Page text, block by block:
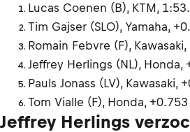
Lucas Coenen (B), KTM,
Tim Gajser (SLO), Yamaha,
Romain Febvre (F),
Jeffrey Herlings (NL), Honda,
Pauls Jonass (LV), Kawasaki,
Tom Vialle (F), Honda, +0.753
Jeffrey Herlings